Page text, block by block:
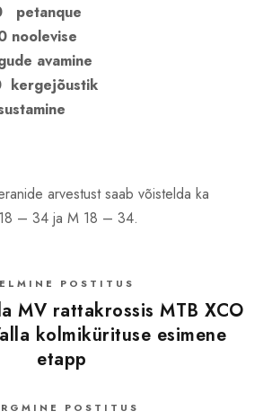
petanque
noolevise
avamine
kergejõustik
arvestust saab võistelda ka
– 34 ja M 18 – 34.
POSTITUS
MV rattakrossis MTB XCO
kolmikürituse esimene
etapp
POSTITUS